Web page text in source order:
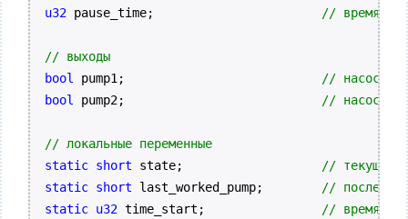
u32
// время
// выходы
bool
// насос 1
bool
// насос 2
// локальные переменные
static short
// текущее
static short
//
static u32
// время